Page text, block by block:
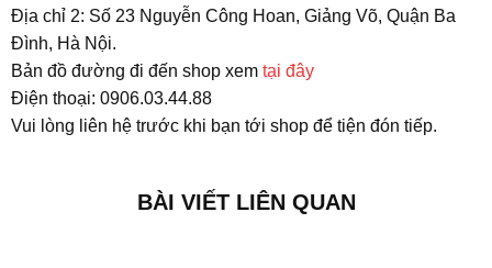
Địa chỉ 2: Số 23 Nguyễn Công Hoan, Giảng Võ, Quận Ba
Đình, Hà Nội.
Bản đồ đường đi đến shop xem tại đây
Điện thoại: 0906.03.44.88
Vui lòng liên hệ trước khi bạn tới shop để tiện đón tiếp.
BÀI VIẾT LIÊN QUAN